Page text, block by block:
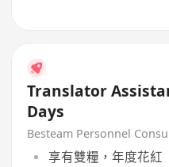
Translator
Days
Besteam Personnel
享有雙糧，年度花紅